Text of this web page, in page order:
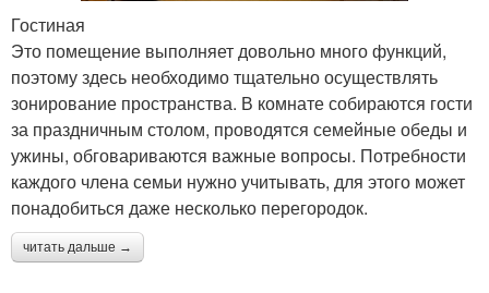
Гостиная
Это помещение выполняет довольно много функций,
поэтому здесь необходимо тщательно осуществлять
зонирование пространства. В комнате собираются гости
за праздничным столом, проводятся семейные обеды и
ужины, обговариваются важные вопросы. Потребности
каждого члена семьи нужно учитывать, для этого может
понадобиться даже несколько перегородок.
читать дальше →